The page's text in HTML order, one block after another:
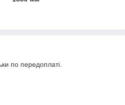
по передоплаті.